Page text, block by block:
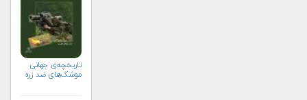
تاریخچه‌ی جهانی
موشک‌های ضد زره